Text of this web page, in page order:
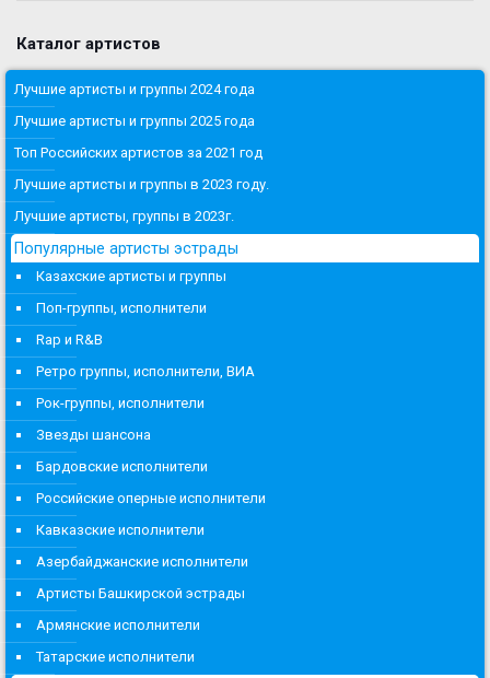
Каталог артистов
Лучшие артисты и группы 2024 года
Лучшие артисты и группы 2025 года
Топ Российских артистов за 2021 год
Лучшие артисты и группы в 2023 году.
Лучшие артисты, группы в 2023г.
Популярные артисты эстрады
Казахские артисты и группы
Поп-группы, исполнители
Rap и R&B
Ретро группы, исполнители, ВИА
Рок-группы, исполнители
Звезды шансона
Бардовские исполнители
Российские оперные исполнители
Кавказские исполнители
Азербайджанские исполнители
Артисты Башкирской эстрады
Армянские исполнители
Татарские исполнители